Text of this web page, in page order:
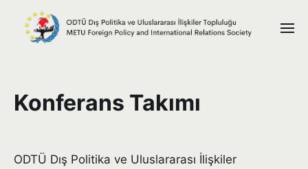
Konferans Takımı
ODTÜ Dış Politika ve Uluslararası İlişkiler